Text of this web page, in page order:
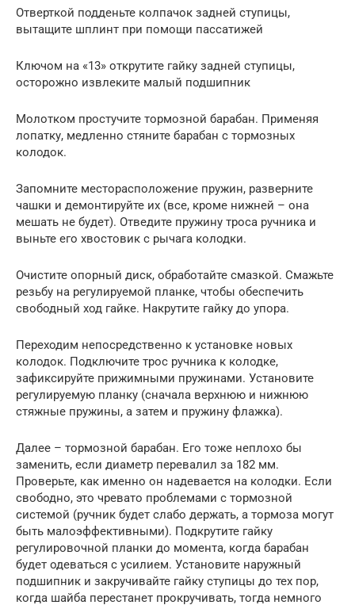
Отверткой подденьте колпачок задней ступицы,
вытащите шплинт при помощи пассатижей
Ключом на «13» открутите гайку задней ступицы,
осторожно извлеките малый подшипник
Молотком простучите тормозной барабан. Применяя
лопатку, медленно стяните барабан с тормозных
колодок.
Запомните месторасположение пружин, разверните
чашки и демонтируйте их (все, кроме нижней – она
мешать не будет). Отведите пружину троса ручника и
выньте его хвостовик с рычага колодки.
Очистите опорный диск, обработайте смазкой. Смажьте
резьбу на регулируемой планке, чтобы обеспечить
свободный ход гайке. Накрутите гайку до упора.
Переходим непосредственно к установке новых
колодок. Подключите трос ручника к колодке,
зафиксируйте прижимными пружинами. Установите
регулируемую планку (сначала верхнюю и нижнюю
стяжные пружины, а затем и пружину флажка).
Далее – тормозной барабан. Его тоже неплохо бы
заменить, если диаметр перевалил за 182 мм.
Проверьте, как именно он надевается на колодки. Если
свободно, это чревато проблемами с тормозной
системой (ручник будет слабо держать, а тормоза могут
быть малоэффективными). Подкрутите гайку
регулировочной планки до момента, когда барабан
будет одеваться с усилием. Установите наружный
подшипник и закручивайте гайку ступицы до тех пор,
когда шайба перестанет прокручивать, тогда немного